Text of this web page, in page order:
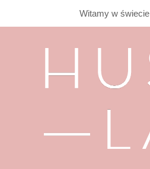
Witamy w świecie